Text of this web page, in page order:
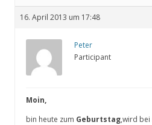
16. April 2013 um 17:48
Peter
Participant
Moin,
bin heute zum Geburtstag,wird